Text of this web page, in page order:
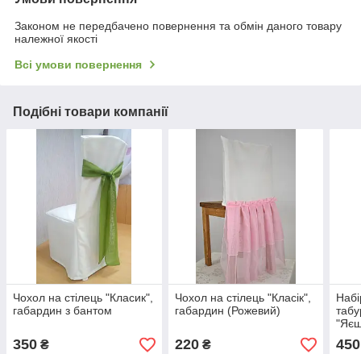
Законом не передбачено повернення та обмін даного товару
належної якості
Всі умови повернення
Подібні товари компанії
Чохол на стілець "Класик",
габардин з бантом
350 ₴
Чохол на стілець "Класік",
габардин (Рожевий)
220₴ 450